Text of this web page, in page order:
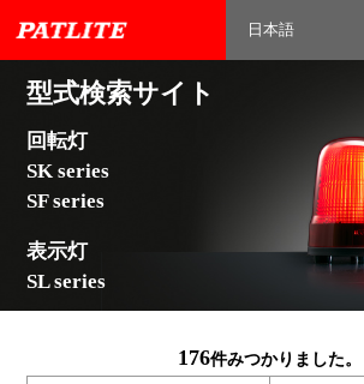
型式検索サイト
回転灯
SK series
SF series
表示灯
SL series
176件みつかりました。